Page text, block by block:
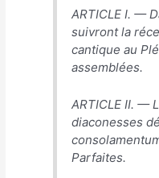
ARTICLE I. —
suivront la
cantique au
assemblées.
ARTICLE II. —
diaconesses
Parfaites.